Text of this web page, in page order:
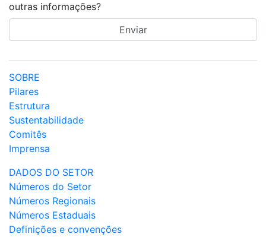
outras informações?
SOBRE
Pilares
Estrutura
Sustentabilidade
Comitês
Imprensa
DADOS DO SETOR
Números do Setor
Números Regionais
Números Estaduais
Definições e convenções